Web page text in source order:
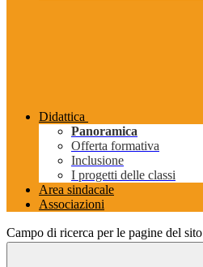
Didattica
Panoramica
Offerta formativa
Inclusione
I progetti delle classi
Area sindacale
Associazioni
Campo di ricerca per le pagine del sito